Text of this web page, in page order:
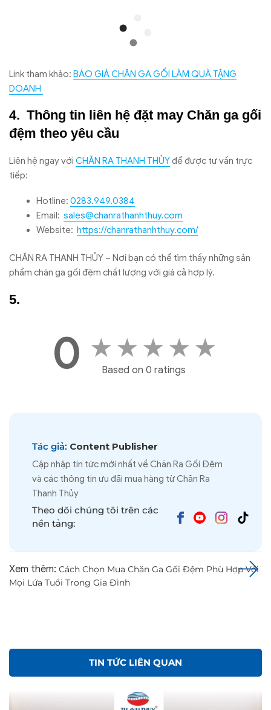
Link tham khảo: BÁO GIÁ CHĂN GA GỐI LÀM QUÀ TẶNG
DOANH
Thông tin liên hệ đặt may Chăn ga gối
đệm theo yêu cầu
Liên hệ ngay với CHĂN RA THANH THỦYđể được tư vấn trực
tiếp:
Hotline: 0283.949.0384
Email: sales@chanrathanhthuy.com
Website: https://chanrathanhthuy.com/
CHĂN RA THANH THỦY – Nơi bạn có thể tìm thấy những sản
phẩm chăn ga gối đệm chất lượng với giá cả hợp lý.
0 ★ ★ ★ ★ ★
Based on 0 ratings
Tác giả: Content Publisher
Cập nhập tin tức mới nhất về Chăn Ra Gối Đệm
và các thông tin ưu đãi mua hàng từ Chăn Ra
Thanh Thủy
Theo dõi chúng tôi trên các
nền tảng:
Xem thêm: Cách Chọn Mua Chăn Ga Gối Đệm Phù Hợp Với
Mọi Lứa Tuổi Trong Gia Đình
TIN TỨC LIÊN QUAN